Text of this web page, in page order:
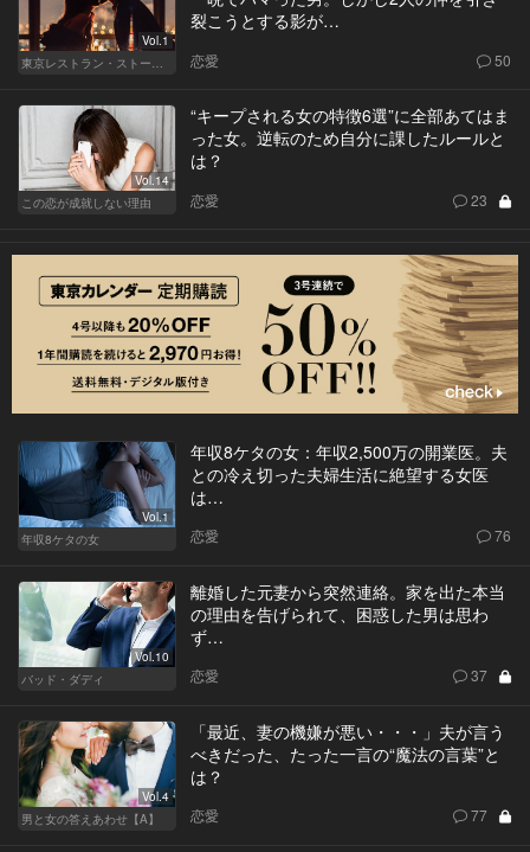
Vol.1
東京レストラン・ストーリー
裂こうとする影が…
恋愛 50
Vol.14
この恋が成就しない理由
“キープされる女の特徴6選”に全部あてはま
った女。逆転のため自分に課したルールと
は？
恋愛 23
Vol.1
年収8ケタの女
年収8ケタの女：年収2,500万の開業医。夫
との冷え切った夫婦生活に絶望する女医
は…
恋愛 76
Vol.10
バッド・ダディ
離婚した元妻から突然連絡。家を出た本当
の理由を告げられて、困惑した男は思わ
ず…
恋愛 37
Vol.4
男と女の答えあわせ【A】
「最近、妻の機嫌が悪い・・・」夫が言う
べきだった、たった一言の“魔法の言葉”と
は？
恋愛 77